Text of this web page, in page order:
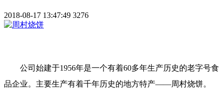
2018-08-17 13:47:49 3276
公司始建于1956年是一个有着60多年生产历史的老字号食
品企业。主要生产有着千年历史的地方特产——周村烧饼。